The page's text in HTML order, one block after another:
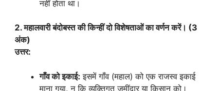
नहीं होता था।
2. महालवारी बंदोबस्त की किन्हीं दो विशेषताओं का वर्णन करें। (3
अंक)
उत्तर:
गाँव को इकाई: इसमें गाँव (महाल) को एक राजस्व इकाई
माना गया, न कि व्यक्तिगत ज़मींदार या किसान को।